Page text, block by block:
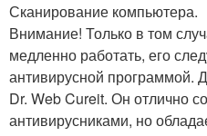
Сканирование компьютера.
Внимание! Только в том
медленно работать, его
антивирусной программой.
Dr. Web Cureit. Он отлично
антивирусниками, но